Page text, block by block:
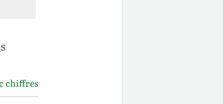
chiffres